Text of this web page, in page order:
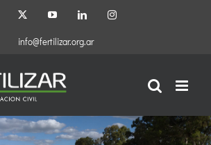
Facebook
X YouTubeLinkedInInstagram
info@fertilizar.org.ar